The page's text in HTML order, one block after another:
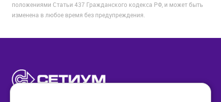
положениями Статьи 437 Гражданского кодекса РФ, и может быть
изменена в любое время без предупреждения.